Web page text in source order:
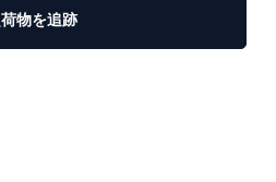
荷物を追跡